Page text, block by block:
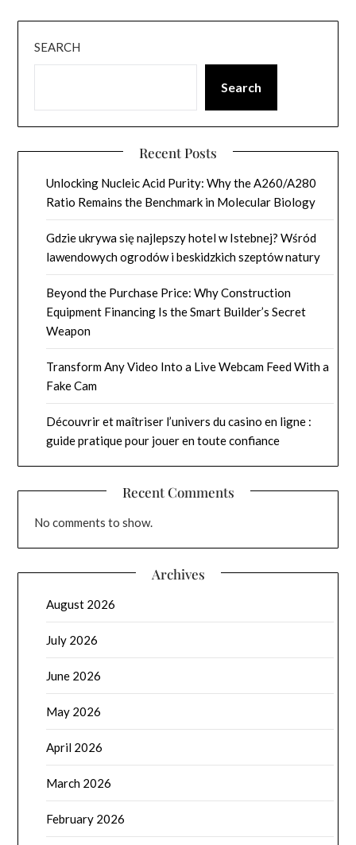
SEARCH
Search
Recent Posts
Unlocking Nucleic Acid Purity: Why the A260/A280
Ratio Remains the Benchmark in Molecular Biology
Gdzie ukrywa się najlepszy hotel w Istebnej? Wśród
lawendowych ogrodów i beskidzkich szeptów natury
Beyond the Purchase Price: Why Construction
Equipment Financing Is the Smart Builder’s Secret
Weapon
Transform Any Video Into a Live Webcam Feed With a
Fake Cam
Découvrir et maîtriser l’univers du casino en ligne :
guide pratique pour jouer en toute confiance
Recent Comments
No comments to show.
Archives
August 2026
July 2026
June 2026
May 2026
April 2026
March 2026
February 2026